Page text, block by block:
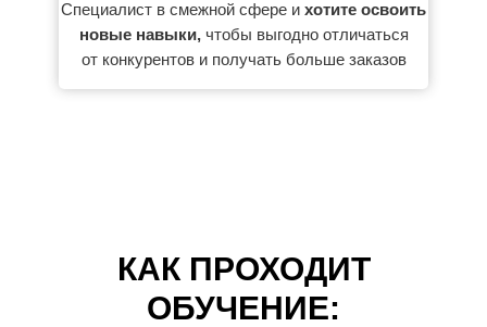
Специалист в смежной сфере и хотите освоить
новые навыки,чтобы выгодно отличаться
от конкурентов и получать больше заказов
КАК ПРОХОДИТ
ОБУЧЕНИЕ: